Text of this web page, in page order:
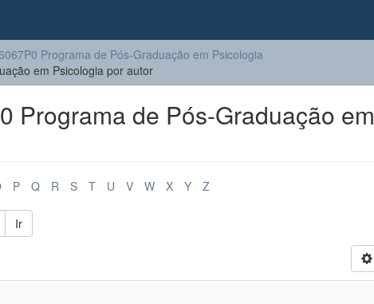
Programa de Pós-Graduação em Psicologia
em Psicologia por autor
Programa de Pós-Graduação em
P Q R S T U V W X Y Z
Ir